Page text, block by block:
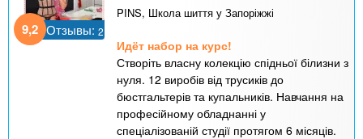
9,2 Отзывы: 2
PINS, Школа шиття у Запоріжжі
Идёт набор на курс!
Створіть власну колекцію спідньої білизни з
нуля. 12 виробів від трусиків до
бюстгальтерів та купальників. Навчання на
професійному обладнанні у
спеціалізованій студії протягом 6 місяців.